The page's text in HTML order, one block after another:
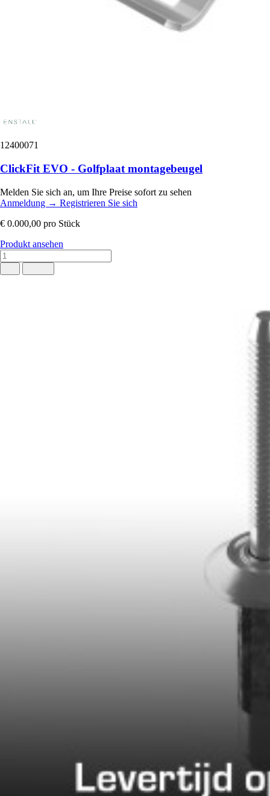
12400071
ClickFit EVO - Golfplaat montagebeugel
Melden Sie sich an, um Ihre Preise sofort zu sehen
Anmeldung → Registrieren Sie sich
€ 0.000,00 pro Stück
Produkt ansehen